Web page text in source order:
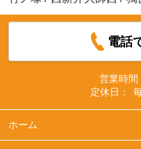
電話
営業時間
定休日：
ホーム